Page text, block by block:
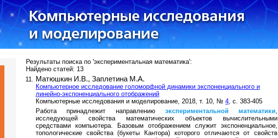
Результаты поиска по 'экспериментальная математика':
Найдено статей: 13
Матюшкин И.В., Заплетина М.А.
Компьютерное исследование голоморфной динамики экспоненциального и
линейно-экспоненциального отображений
Компьютерные исследования и моделирование, 2018, т. 10, № 4, с. 383-405
Работа принадлежит направлению экспериментальной математики,
исследующей свойства математических объектов вычислительными
средствами компьютера. Базовым отображением служит экспоненциальное,
топологические свойства (букеты Кантора) которого отличаются от свойств